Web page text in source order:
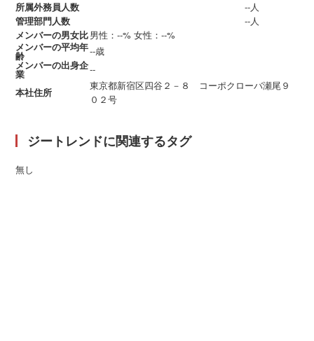
所属外務員人数
--人
管理部門人数
--人
メンバーの男女比男性：--% 女性：--%
メンバーの平均年
齢
--歳
メンバーの出身企
業
--
本社住所
東京都新宿区四谷２－８ コーポクローバ瀬尾９
０２号
ジートレンドに関連するタグ
無し